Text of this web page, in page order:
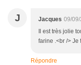
J Jacques 09/
Il est très jolie
farine .<br />
Répondre